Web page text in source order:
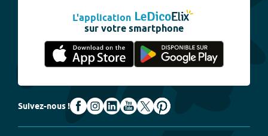
L'application
sur votre smartphone
Suivez-nous !